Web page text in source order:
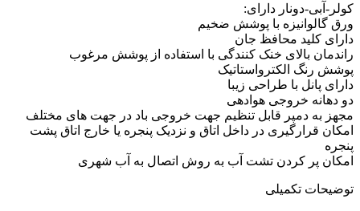
کولر-آبی-دونار دارای:
ورق گالوانیزه با پوشش ضخیم
دارای کلید محافظ جان
راندمان بالای خنک کنندگی با استفاده از پوشش مرغوب
پوشش رنگ الکترواستاتیک
دارای پانل با طراحی زیبا
دو دهانه خروجی هوادهی
مجهز به دمپر قابل تنظیم جهت خروجی باد در جهت های مختلف
امکان قرارگیری در داخل اتاق و نزدیک پنجره یا خارج اتاق پشت
پنجره
امکان پر کردن تشت آب به روش اتصال به آب شهری
توضیحات تکمیلی